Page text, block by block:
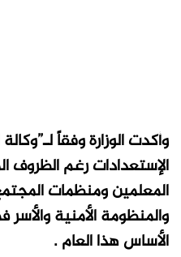
وأكدت الوزارة وفقاً
الإستعدادات رغم الظروف
المعلمين ومنظمات
والمنظومة الأمنية
الأساس هذا العام .